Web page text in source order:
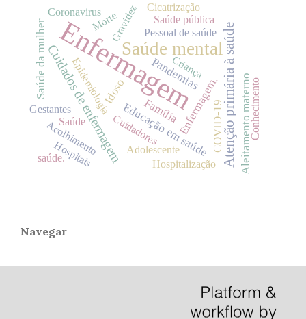
Enfermagem
Saúde mentalAtenção primária à saúde
Cuidados de enfermagem Enfermagem.
Idoso
Educação em saúde
Saúde da mulher
Família COVID-19
Pandemias Aleitamento materno
Saúde
Epidemiologia
Pessoal de saúde
Gravidez
Cuidadores
Adolescente
Acolhimento
Criança
Saúde pública
Hospitalização
Hospitais
Coronavirus
Conhecimento
Cicatrização
Gestantes
Morte
saúde.
Navegar